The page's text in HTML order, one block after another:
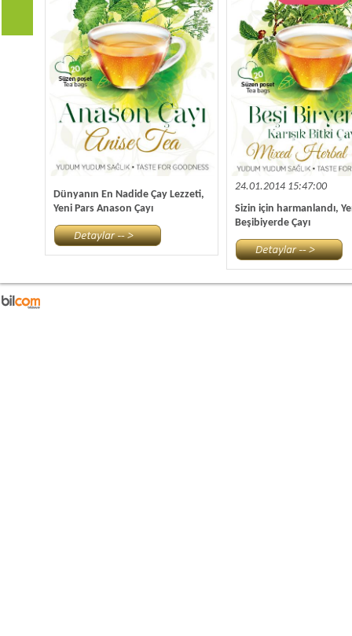
Dünyanın En Nadide Çay Lezzeti,
Yeni Pars Anason Çayı
24.01.2014 15:47:00
Sizin için harmanlandı,
Beşibiyerde Çayı